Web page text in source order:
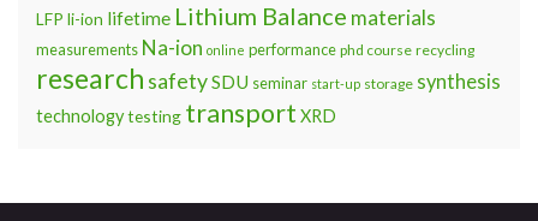
LFP li-ion lifetime Lithium Balance materials
measurements Na-ion online performance phd course recycling
research safetySDU seminar start-up storage synthesis
technologytesting transport XRD